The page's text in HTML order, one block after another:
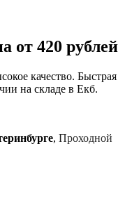
от 420 рублей
качество. Быстрая
на складе в Екб.
, Проходной